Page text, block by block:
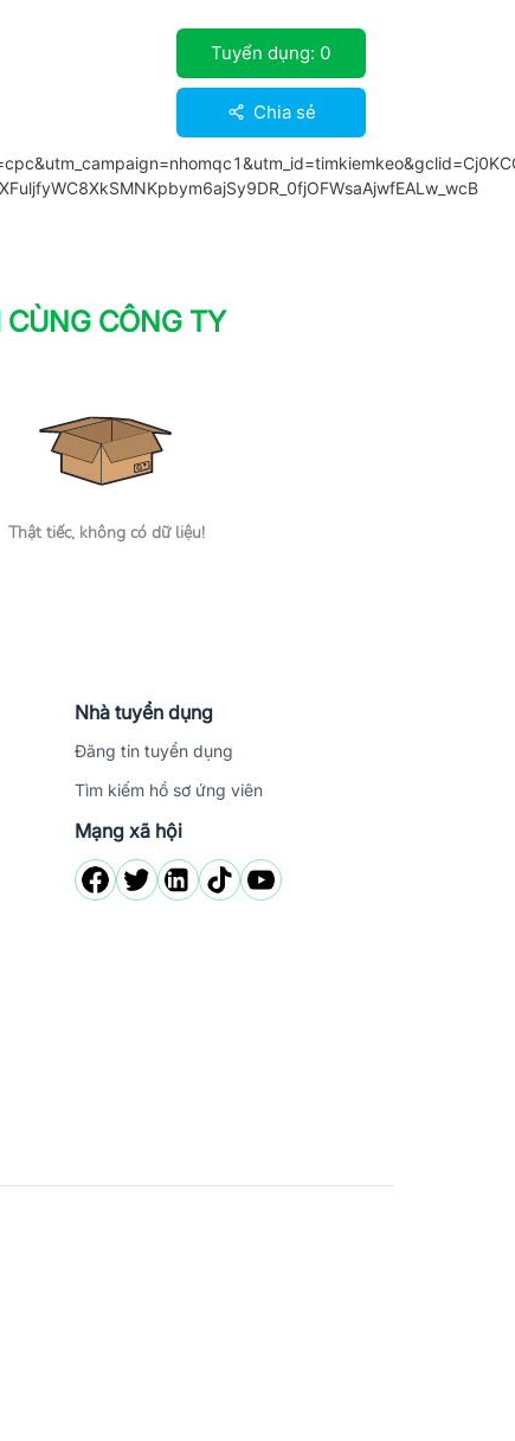
Tuyển dụng: 0
Chia sẻ
CÙNG CÔNG TY
Thật tiếc, không có dữ liệu!
Nhà tuyển dụng
Đăng tin tuyển dụng
Tìm kiếm hồ sơ ứng viên
Mạng xã hội